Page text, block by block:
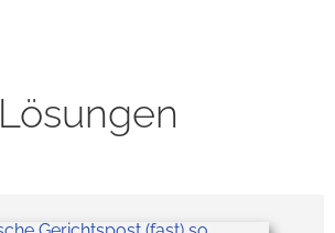
Lösungen